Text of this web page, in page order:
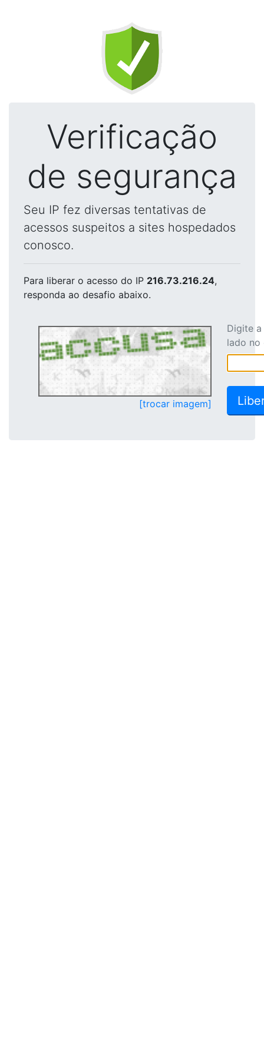
Verificação
de segurança
Seu IP fez diversas tentativas de
acessos suspeitos a sites hospedados
conosco.
Para liberar o acesso do IP 216.73.216.24,
responda ao desafio abaixo.
[trocar imagem]
Digite
lado no